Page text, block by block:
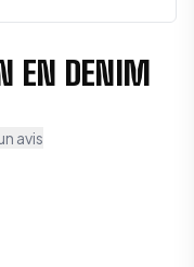
EN DENIM
avis